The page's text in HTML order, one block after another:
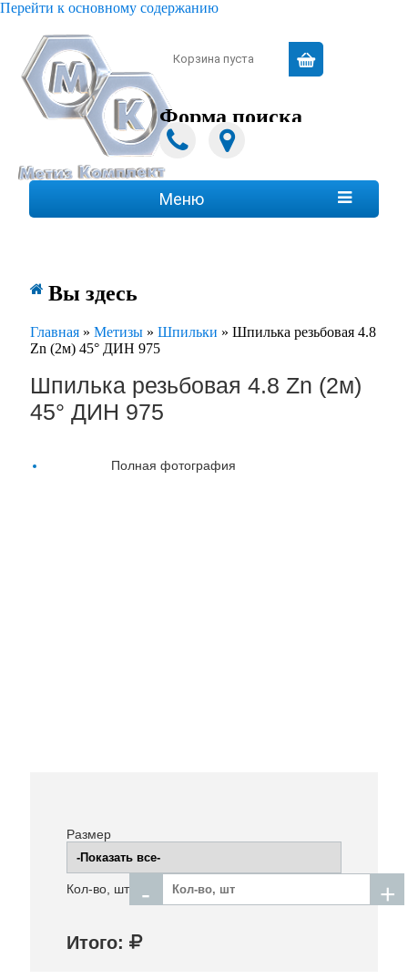
Перейти к основному содержанию
Корзина пуста
Форма поиска
Меню
 Вы здесь
Главная » Метизы » Шпильки » Шпилька резьбовая 4.8
Zn (2м) 45° ДИН 975
Шпилька резьбовая 4.8 Zn (2м)
45° ДИН 975
Полная фотография
Размер
Кол-во, шт - +
Итого: